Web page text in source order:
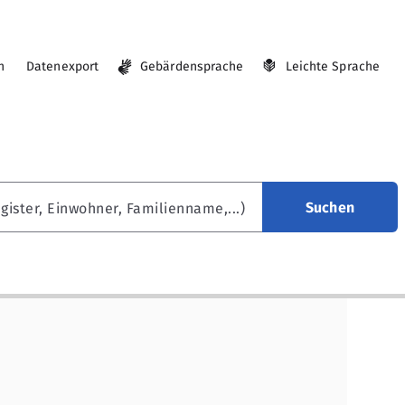
Datenexport Gebärdensprache Leichte Sprache
Einwohner, Familienname,...) Suchen